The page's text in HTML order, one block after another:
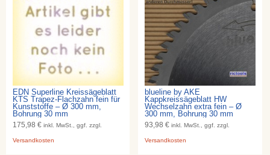
EDN Superline Kreissägeblatt
KTS Trapez-Flachzahn fein für
Kunststoffe – Ø 300 mm,
Bohrung 30 mm
175,98 € inkl. MwSt., ggf. zzgl.
Versandkosten
blueline by AKE
Kappkreissägeblatt HW
Wechselzahn extra fein – Ø
300 mm, Bohrung 30 mm
93,98 €inkl. MwSt., ggf. zzgl.
Versandkosten